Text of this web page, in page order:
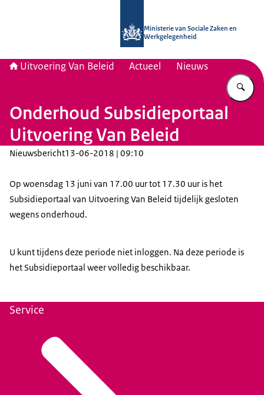
Ministerie van Sociale Zaken en
Werkgelegenheid
Uitvoering Van Beleid Actueel Nieuws
Onderhoud Subsidieportaal
Uitvoering Van Beleid
Nieuwsbericht13-06-2018 | 09:10
Op woensdag 13 juni van 17.00 uur tot 17.30 uur is het
Subsidieportaal van Uitvoering Van Beleid tijdelijk gesloten
wegens onderhoud.
U kunt tijdens deze periode niet inloggen. Na deze periode is
het Subsidieportaal weer volledig beschikbaar.
Service